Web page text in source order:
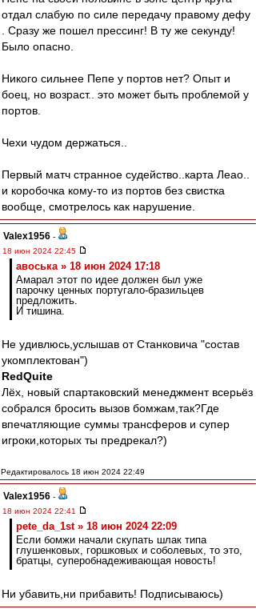
отдал слабую по силе передачу правому дефу
. Сразу же пошел прессинг! В ту же секунду!
Было опасно.
Никого сильнее Пепе у портов нет? Опыт и
боец, но возраст.. это может быть проблемой у
портов.
Чехи чудом держаться..
Первый матч странное судейство..карта Леао..
и коробочка кому-то из портов без свистка
вообще, смотрелось как нарушение.
Valex1956 -
18 июн 2024 22:45
авоська » 18 июн 2024 17:18
Амарал этот по идее должен был уже
парочку ценных португало-бразильцев
предложить.
И тишина.
Не удивлюсь,услышав от Станковича "состав
укомплектован")
RedQuite
Лёх, новый спартаковский менеджмент всерьёз
собрался бросить вызов бомжам,так?Где
впечатляющие суммы трансферов и супер
игроки,которых ты предрекал?)
Редактировалось 18 июн 2024 22:49
Valex1956 -
18 июн 2024 22:41
pete_da_1st » 18 июн 2024 22:09
Если бомжи начали скупать шлак типа
глушенковых, горшковых и соболевых, то это,
братцы, суперобнадеживающая новость!
Ни убавить,ни прибавить! Подписываюсь)